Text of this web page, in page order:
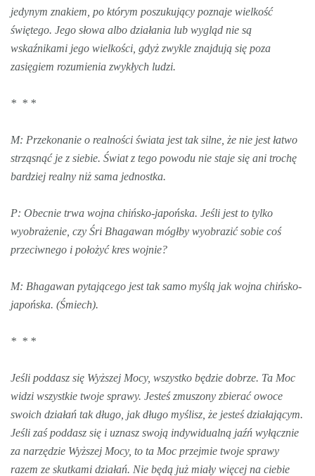
jedynym znakiem, po którym poszukujący poznaje wielkość
świętego. Jego słowa albo działania lub wygląd nie są
wskaźnikami jego wielkości, gdyż zwykle znajdują się poza
zasięgiem rozumienia zwykłych ludzi.
* * *
M: Przekonanie o realności świata jest tak silne, że nie jest łatwo
strząsnąć je z siebie. Świat z tego powodu nie staje się ani trochę
bardziej realny niż sama jednostka.
P: Obecnie trwa wojna chińsko-japońska. Jeśli jest to tylko
wyobrażenie, czy Śri Bhagawan mógłby wyobrazić sobie coś
przeciwnego i położyć kres wojnie?
M: Bhagawan pytającego jest tak samo myślą jak wojna chińsko-
japońska. (Śmiech).
* * *
Jeśli poddasz się Wyższej Mocy, wszystko będzie dobrze. Ta Moc
widzi wszystkie twoje sprawy. Jesteś zmuszony zbierać owoce
swoich działań tak długo, jak długo myślisz, że jesteś działającym.
Jeśli zaś poddasz się i uznasz swoją indywidualną jaźń wyłącznie
za narzędzie Wyższej Mocy, to ta Moc przejmie twoje sprawy
razem ze skutkami działań. Nie będą już miały więcej na ciebie